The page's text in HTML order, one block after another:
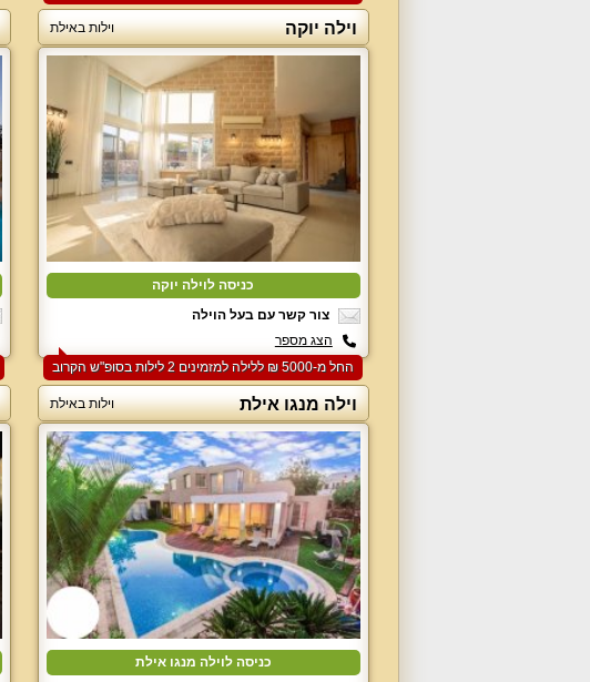
וילה יוקה וילות באילת
כניסה לוילה יוקה
צור קשר עם בעל הוילה
הצג מספר
החל מ-‏5000 ₪ ללילה למזמינים 2 לילות בסופ"ש הקרוב
וילה מנגו אילת וילות באילת
כניסה לוילה מנגו אילת